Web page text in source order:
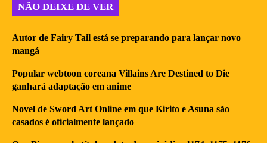
NÃO DEIXE DE VER
Autor de Fairy Tail está se preparando para lançar novo
mangá
Popular webtoon coreana Villains Are Destined to Die
ganhará adaptação em anime
Novel de Sword Art Online em que Kirito e Asuna são
casados é oficialmente lançado